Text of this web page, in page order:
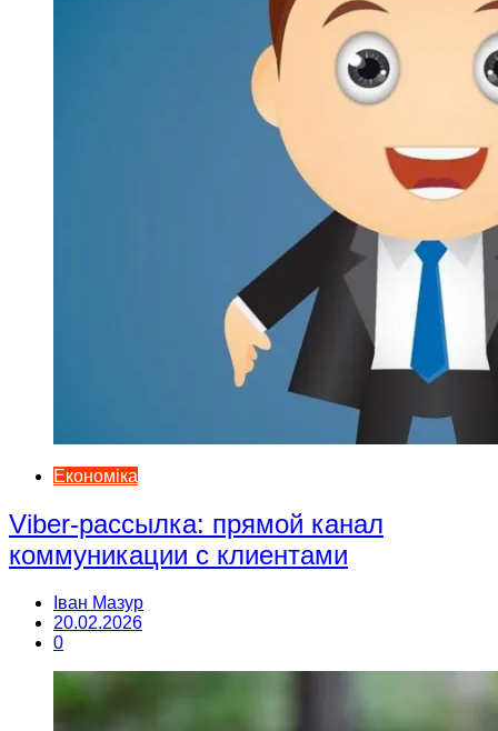
Економіка
Viber-рассылка: прямой канал
коммуникации с клиентами
Іван Мазур
20.02.2026
0